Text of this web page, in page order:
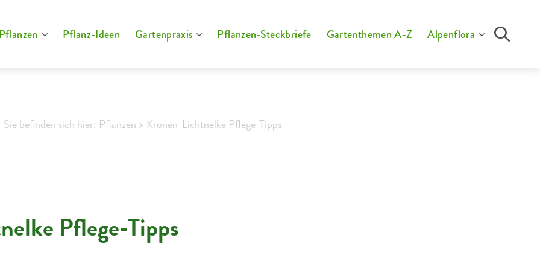
Pflanzen Pflanz-Ideen Gartenpraxis Pflanzen-Steckbriefe Gartenthemen A-Z Alpenflora
Sie befinden sich hier: Pflanzen > Kronen-Lichtnelke Pflege-Tipps
Pflege-Tipps